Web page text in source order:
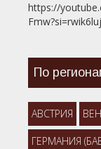
https://
По
АВСТРИЯ
ГЕРМАНИЯ